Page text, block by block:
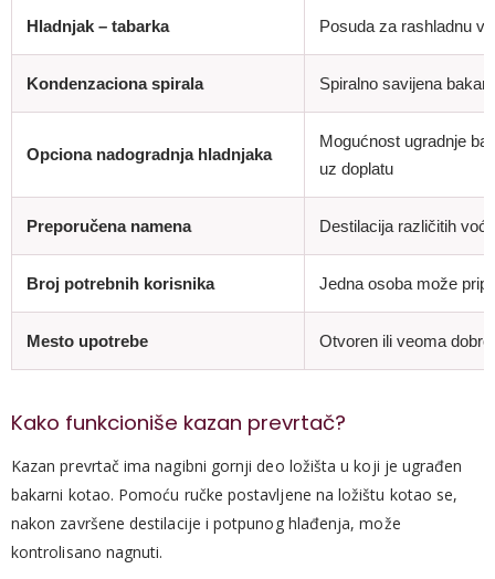
Hladnjak – tabarka Posuda za rashladnu
Kondenzaciona spirala Spiralno savijena
Opciona nadogradnja hladnjaka
Mogućnost ugradnje
uz doplatu
Preporučena namena Destilacija različitih
Broj potrebnih korisnika Jedna osoba može
Mesto upotrebe Otvoren ili veoma
Kako funkcioniše kazan prevrtač?
Kazan prevrtač ima nagibni gornji deo ložišta u koji je ugrađen
bakarni kotao. Pomoću ručke postavljene na ložištu kotao se,
nakon završene destilacije i potpunog hlađenja, može
kontrolisano nagnuti.